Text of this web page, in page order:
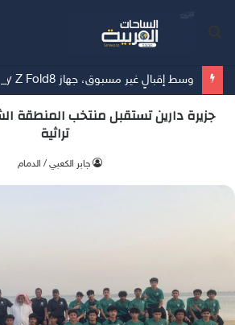
جزيرة دارين تستقبل منتخب المنطقة
تراثية
جابر الكعبي / الدمام